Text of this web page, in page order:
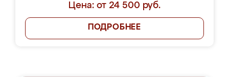
Цена: от 24 500 руб.
ПОДРОБНЕЕ